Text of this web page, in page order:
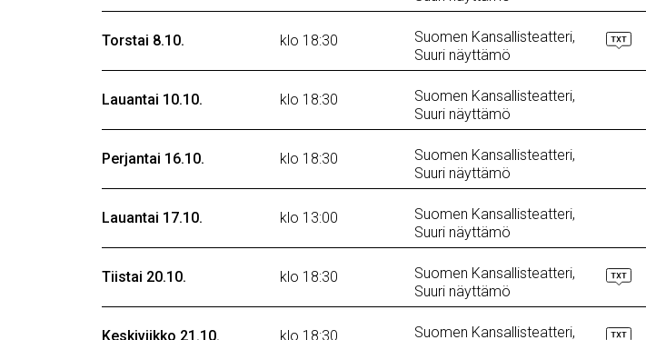
Torstai 8.10. klo 18:30
Suomen Kansallisteatteri,
Suuri näyttämö
Lauantai 10.10. klo 18:30
Suomen Kansallisteatteri,
Suuri näyttämö
Perjantai 16.10. klo 18:30
Suomen Kansallisteatteri,
Suuri näyttämö
Lauantai 17.10. klo 13:00
Suomen Kansallisteatteri,
Suuri näyttämö
Tiistai 20.10. klo 18:30
Suomen Kansallisteatteri,
Suuri näyttämö
Keskiviikko 21.10. klo 18:30
Suomen Kansallisteatteri,